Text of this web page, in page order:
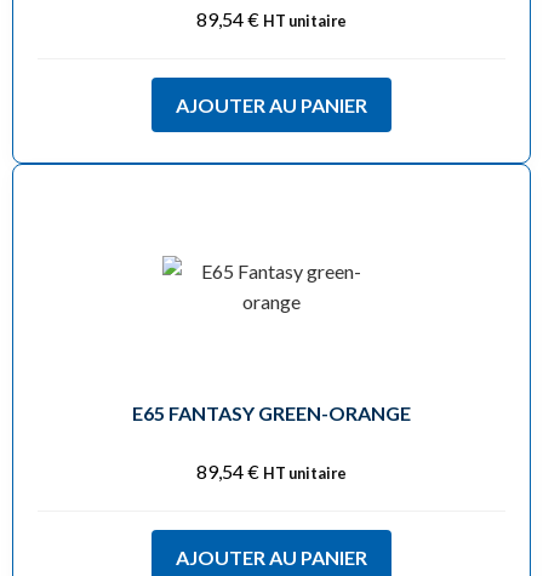
89,54€ HT unitaire
AJOUTER AU PANIER
E65 FANTASY GREEN-ORANGE
89,54€ HT unitaire
AJOUTER AU PANIER